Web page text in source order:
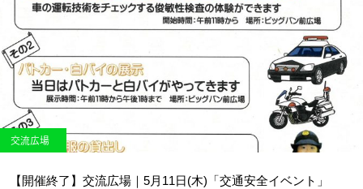
交流広場
【開催終了】交流広場｜5月11日(木)「交通安全イベント」